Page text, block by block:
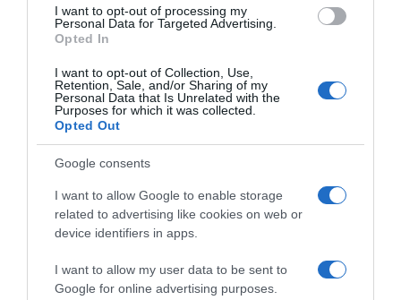
I want to opt-out of processing my
Personal Data for Targeted Advertising.
Opted In
I want to opt-out of Collection, Use,
Retention, Sale, and/or Sharing of my
Personal Data that Is Unrelated with the
Purposes for which it was collected.
Opted Out
Google consents
I want to allow Google to enable storage
related to advertising like cookies on web or
device identifiers in apps.
I want to allow my user data to be sent to
Google for online advertising purposes.